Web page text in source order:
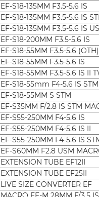
EF-S18-135MM F3.5-5.6 IS
EF-S18-135MM F3.5-5.6 IS
EF-S18-135MM F3.5-5.6 IS
EF-S18-200MM F3.5-5.6 IS
EF-S18-55MM F3.5-5.6 (OTH)
EF-S18-55MM F3.5-5.6 IS
EF-S18-55MM F3.5-5.6 IS II
EF-S18-55mm F4-5.6 IS STM
EF-S18-55MM S STM
EF-S35MM F/2.8 IS STM
EF-S55-250MM F4-5.6 IS
EF-S55-250MM F4-5.6 IS II
EF-S55-250MM F4-5.6 IS
EF-S60MM F2.8 USM
EXTENSION TUBE EF12II
EXTENSION TUBE EF25II
LIVE SIZE CONVERTER EF